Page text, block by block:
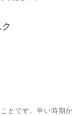
とです。早い時期か